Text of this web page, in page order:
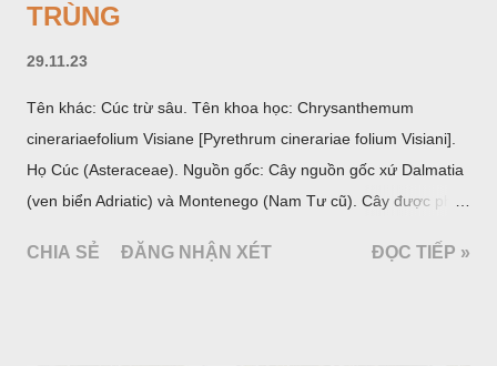
TRÙNG
29.11.23
Tên khác: Cúc trừ sâu. Tên khoa học: Chrysanthemum
cinerariaefolium Visiane [Pyrethrum cinerariae folium Visiani].
Họ Cúc (Asteraceae). Nguồn gốc: Cây nguồn gốc xứ Dalmatia
(ven biển Adriatic) và Montenego (Nam Tư cũ). Cây được phân
trồng để khai thác: Pháp, Nga, Đức, Nam Tư (cũ), sau lan
CHIA SẺ ĐĂNG NHẬN XÉT ĐỌC TIẾP »